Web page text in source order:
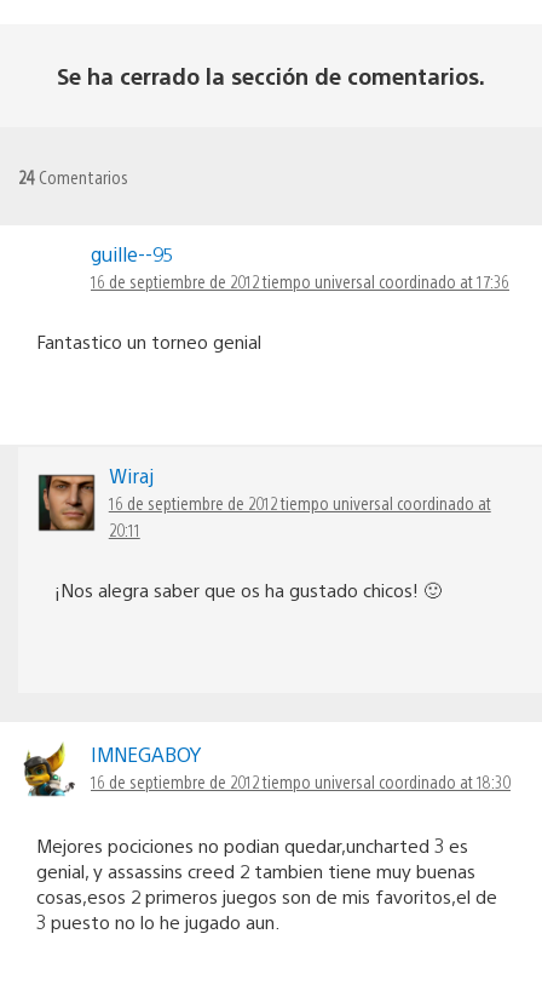
Se ha cerrado la sección de comentarios.
24 Comentarios
guille--95
16 de septiembre de 2012 tiempo universal coordinado at 17:36
Fantastico un torneo genial
Wiraj
16 de septiembre de 2012 tiempo universal coordinado at
20:11
¡Nos alegra saber que os ha gustado chicos! 🙂
IMNEGABOY
16 de septiembre de 2012 tiempo universal coordinado at 18:30
Mejores pociciones no podian quedar,uncharted 3 es
genial, y assassins creed 2 tambien tiene muy buenas
cosas,esos 2 primeros juegos son de mis favoritos,el de
3 puesto no lo he jugado aun.